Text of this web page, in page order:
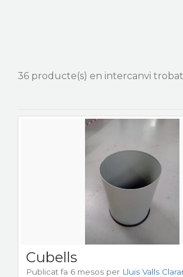
36 producte(s) en intercanvi
Cubells
Publicat fa 6 mesos per Lluis Valls